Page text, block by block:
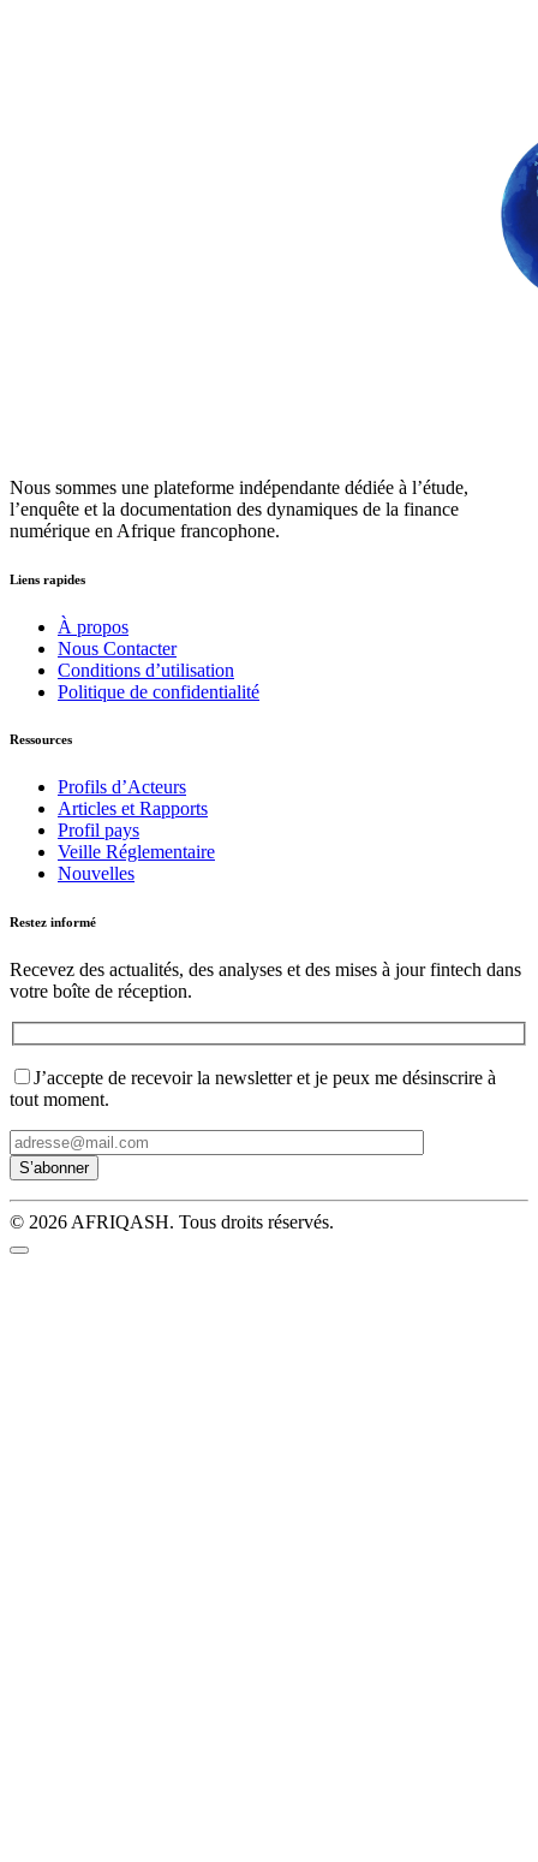
Nous sommes une plateforme indépendante dédiée à l’étude,
l’enquête et la documentation des dynamiques de la finance
numérique en Afrique francophone.
Liens rapides
À propos
Nous Contacter
Conditions d’utilisation
Politique de confidentialité
Ressources
Profils d’Acteurs
Articles et Rapports
Profil pays
Veille Réglementaire
Nouvelles
Restez informé
Recevez des actualités, des analyses et des mises à jour fintech dans
votre boîte de réception.
J’accepte de recevoir la newsletter et je peux me désinscrire à
tout moment.
© 2026 AFRIQASH. Tous droits réservés.